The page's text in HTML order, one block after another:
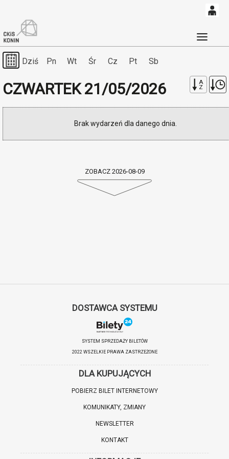
0,00
PLN
14 51
Dziś Pn Wt Śr Cz Pt Sb
CZWARTEK 21/05/2026 A
Z
Brak wydarzeń dla danego dnia.
ZOBACZ 2026-08-09
DOSTAWCA SYSTEMU
SYSTEM SPRZEDAŻY BILETÓW
2022 WSZELKIE PRAWA ZASTRZEŻONE
DLA KUPUJĄCYCH
POBIERZ BILET INTERNETOWY
KOMUNIKATY, ZMIANY
NEWSLETTER
KONTAKT